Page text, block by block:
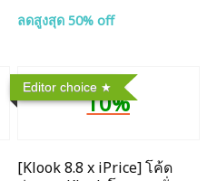
ลดสูงสุด 50% off
Editor choice
10%
[Klook 8.8 x iPrice] โค้ด